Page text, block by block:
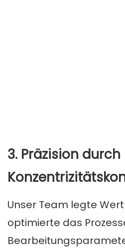
3. Präzision durch
Unser Team legte
optimierte das